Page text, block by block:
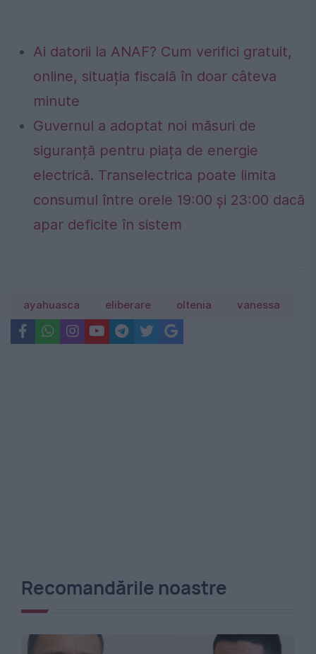
Ai datorii la ANAF? Cum verifici gratuit,
online, situația fiscală în doar câteva
minute
Guvernul a adoptat noi măsuri de
siguranță pentru piața de energie
electrică. Transelectrica poate limita
consumul între orele 19:00 și 23:00 dacă
apar deficite în sistem
ayahuasca eliberare oltenia vanessa
Recomandările noastre